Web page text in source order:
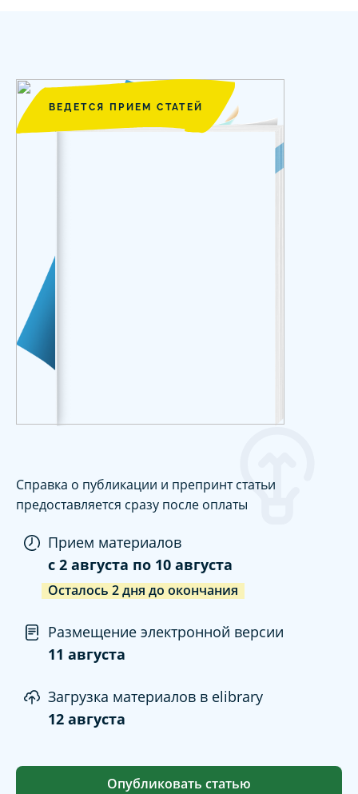
ВЕДЕТСЯ ПРИЕМ СТАТЕЙ
Справка о публикации и препринт статьи
предоставляется сразу после оплаты
Прием материалов
c 2 августа по 10 августа
Осталось 2дня до окончания
Размещение электронной версии
11 августа
Загрузка материалов в elibrary
12 августа
Опубликовать статью